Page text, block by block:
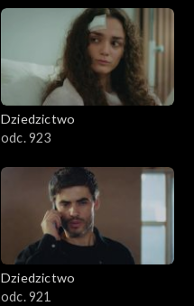
Dziedzictwo
odc. 923
Dziedzictwo
odc. 921